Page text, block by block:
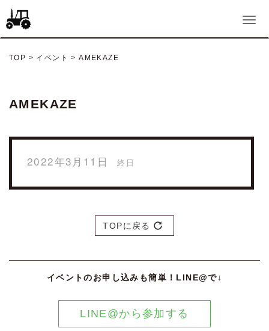
TOP > イベント >AMEKAZE
AMEKAZE
2022年3月11日 終日
TOPに戻る
イベントのお申し込みも簡単！LINE@で↓
LINE@から参加する